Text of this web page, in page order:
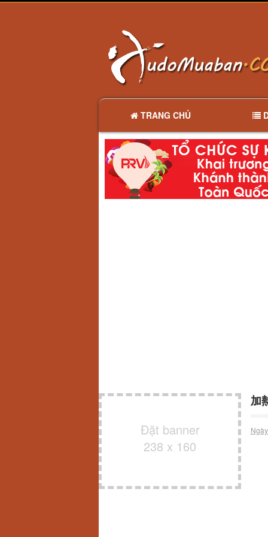
TRANG CHỦ
Đặt banner
238 x 160
加